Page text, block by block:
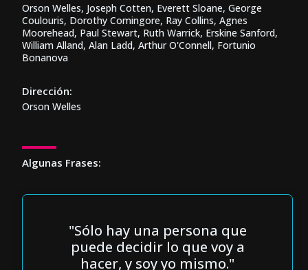
Orson Welles, Joseph Cotten, Everett Sloane, George
Coulouris, Dorothy Comingore, Ray Collins, Agnes
Moorehead, Paul Stewart, Ruth Warrick, Erskine Sanford,
William Alland, Alan Ladd, Arthur O'Connell, Fortunio
Bonanova
Dirección:
Orson Welles
Algunas Frases:
"Sólo hay una persona que
puede decidir lo que voy a
hacer, y soy yo mismo."